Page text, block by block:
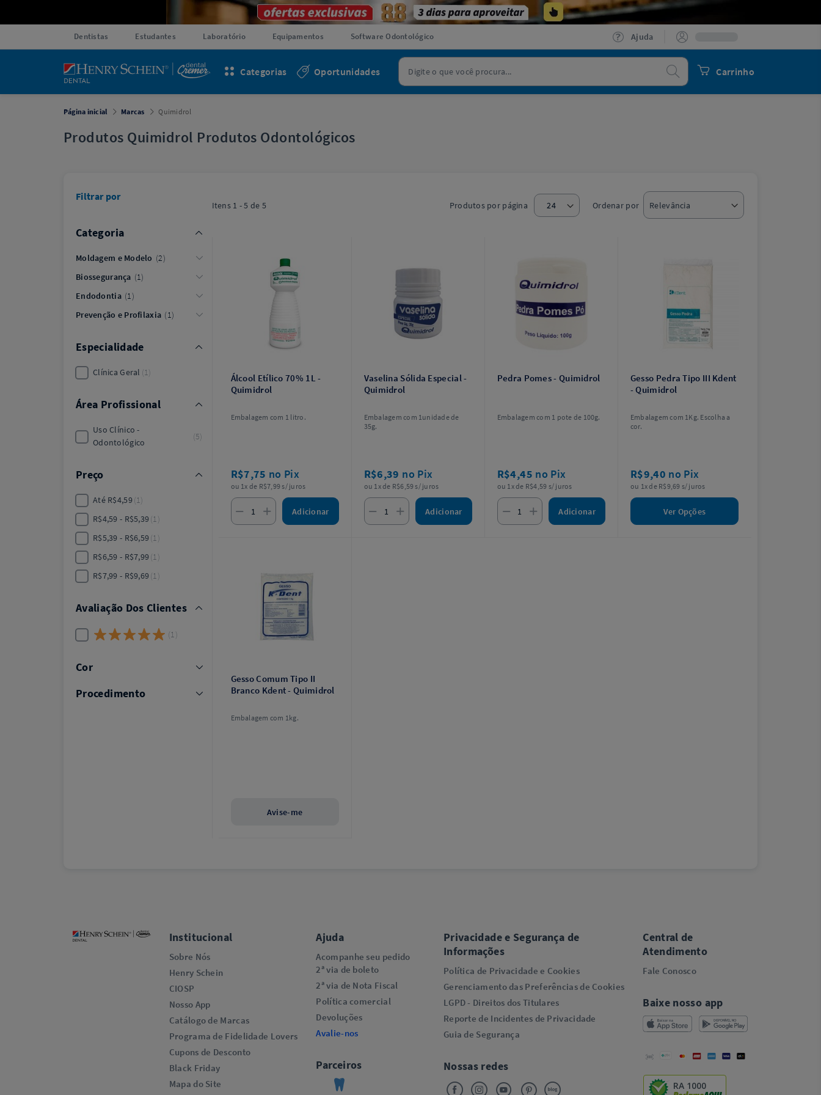
Dentistas Estudantes Laboratório Equipamentos Software Odontológico Ajuda
Carrinho
Procurar
Oportunidades
Categorias
Página inicial Marcas Quimidrol
Produtos Quimidrol Produtos Odontológicos
Itens 1 - 5 de 5 Produtos por página Ordenar por
Álcool Etílico 70% 1L -
Quimidrol
Embalagem com 1 litro.
R$7,75 no Pix
ou 1x de R$7,99 s/ juros
Adicionar
Vaselina Sólida Especial -
Quimidrol
Embalagem com 1unidade de
35g.
R$6,39 no Pix
ou 1x de R$6,59 s/ juros
Adicionar
Pedra Pomes - Quimidrol
Embalagem com 1 pote de 100g.
R$4,45 no Pix
ou 1x de R$4,59 s/ juros
Adicionar
Gesso Pedra Tipo III Kdent
- Quimidrol
Embalagem com 1Kg. Escolha a
cor.
R$9,40 no Pix
ou 1x de R$9,69 s/ juros
Ver Opções
Gesso Comum Tipo II
Branco Kdent - Quimidrol
Embalagem com 1kg.
Avise-me
Filtrar por
Categoria
Moldagem e Modelo
2
Biossegurança
1
Endodontia 1
Prevenção e Profilaxia
1
Especialidade
Clínica Geral 1
Área Profissional
Uso Clínico -
Odontológico
5
Preço
Até R$4,59 1
R$4,59 - R$5,39 1
R$5,39 - R$6,59 1
R$6,59 - R$7,99 1
R$7,99 - R$9,69 1
Avaliação Dos Clientes
1
Cor
Procedimento
Institucional
Sobre Nós
Henry Schein
CIOSP
Nosso App
Catálogo de Marcas
Programa de Fidelidade Lovers​
Cupons de Desconto
Black Friday
Mapa do Site
Ajuda
Acompanhe seu pedido
2ª via de boleto
2ª via de Nota Fiscal
Política comercial
Devoluções
Avalie-nos
Parceiros
Privacidade e Segurança de
Informações
Política de Privacidade e Cookies
Gerenciamento das Preferências de Cookies
LGPD - Direitos dos Titulares
Reporte de Incidentes de Privacidade
Guia de Segurança
Nossas redes
Central de
Atendimento
Fale Conosco
Baixe nosso app
RA 1000